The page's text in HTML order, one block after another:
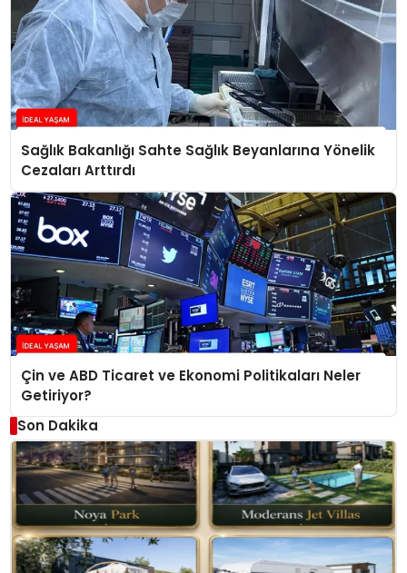
Sağlık Bakanlığı Sahte Sağlık Beyanlarına Yönelik
Cezaları Arttırdı
Çin ve ABD Ticaret ve Ekonomi Politikaları Neler
Getiriyor?
Son Dakika